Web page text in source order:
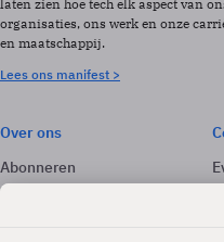
laten zien hoe tech elk aspect van
organisaties, ons werk en onze
en maatschappij.
Lees ons manifest >
Over ons
Abonneren
Adverteren